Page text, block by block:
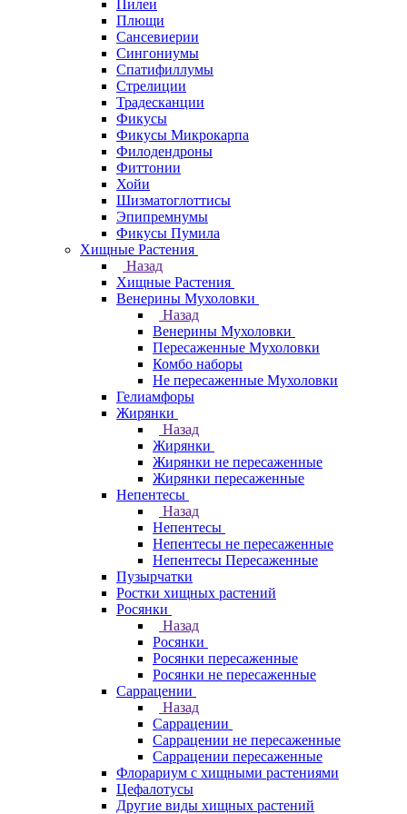
Пилеи
Плющи
Сансевиерии
Сингониумы
Спатифиллумы
Стрелиции
Традесканции
Фикусы
Фикусы Микрокарпа
Филодендроны
Фиттонии
Хойи
Шизматоглоттисы
Эпипремнумы
Фикусы Пумила
Хищные Растения
Назад
Хищные Растения
Венерины Мухоловки
Назад
Венерины Мухоловки
Пересаженные Мухоловки
Комбо наборы
Не пересаженные Мухоловки
Гелиамфоры
Жирянки
Назад
Жирянки
Жирянки не пересаженные
Жирянки пересаженные
Непентесы
Назад
Непентесы
Непентесы не пересаженные
Непентесы Пересаженные
Пузырчатки
Ростки хищных растений
Росянки
Назад
Росянки
Росянки пересаженные
Росянки не пересаженные
Саррацении
Назад
Саррацении
Саррацении не пересаженные
Саррацении пересаженные
Флорариум с хищными растениями
Цефалотусы
Другие виды хищных растений